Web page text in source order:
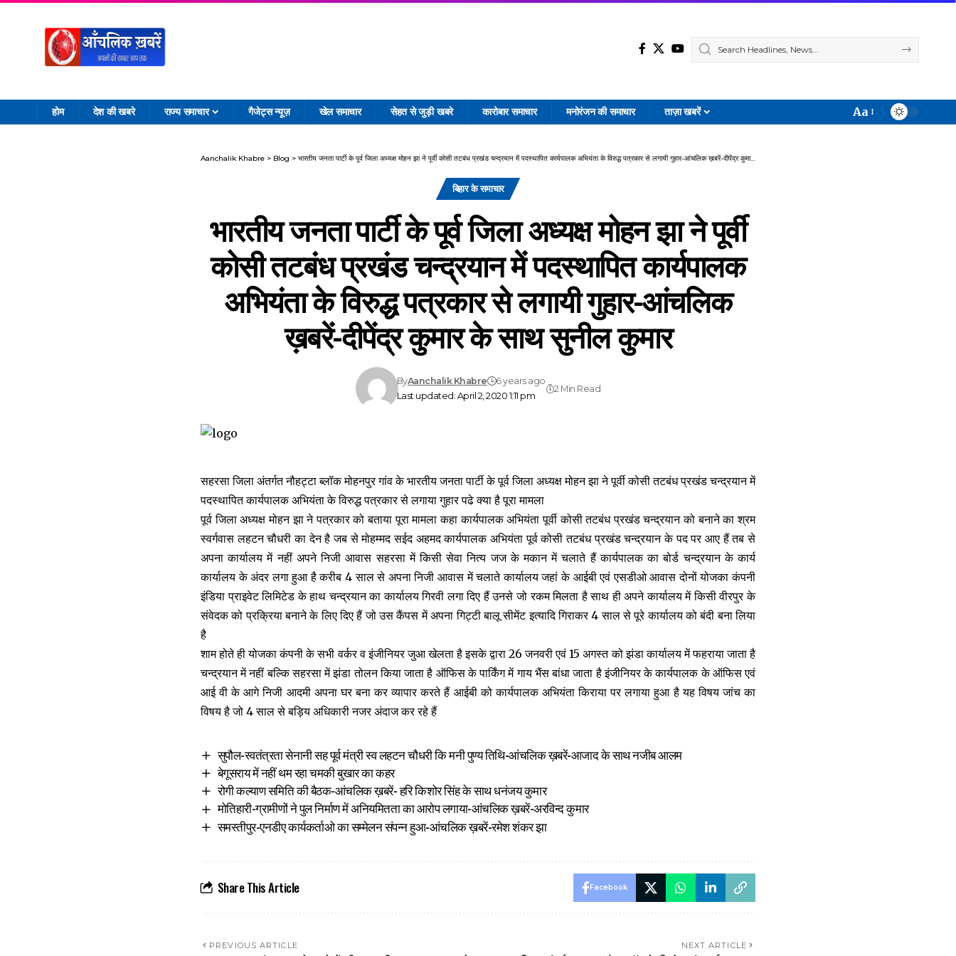
होम देश की खबरे राज्य समाचार गैजेट्स न्यूज़ खेल समाचार सेहत से जुड़ी खबरे कारोबार समाचार मनोरंजन की समाचार ताज़ा खबरें
Font
Aa
Aanchalik Khabre > Blog > भारतीय जनता पार्टी के पूर्व जिला अध्यक्ष मोहन झा ने पूर्वी कोसी तटबंध प्रखंड चन्द्रयान में पदस्थापित कार्यपालक अभियंता के विरुद्ध पत्रकार से लगायी गुहार-आंचलिक ख़बरें-दीपेंद्र कुमार के साथ सुनील कुमार
बिहार के समाचार
भारतीय जनता पार्टी के पूर्व जिला अध्यक्ष मोहन झा ने पूर्वी
कोसी तटबंध प्रखंड चन्द्रयान में पदस्थापित कार्यपालक
अभियंता के विरुद्ध पत्रकार से लगायी गुहार-आंचलिक
ख़बरें-दीपेंद्र कुमार के साथ सुनील कुमार
Last updated: April 2, 2020 1:11 pm
ByAanchalik Khabre 6 years ago
2 Min Read
सहरसा जिला अंतर्गत नौहट्टा ब्लॉक मोहनपुर गांव के भारतीय जनता पार्टी के पूर्व जिला अध्यक्ष मोहन झा ने पूर्वी कोसी तटबंध प्रखंड चन्द्रयान में
पदस्थापित कार्यपालक अभियंता के विरुद्ध पत्रकार से लगाया गुहार पढे क्या है पूरा मामला
पूर्व जिला अध्यक्ष मोहन झा ने पत्रकार को बताया पूरा मामला कहा कार्यपालक अभियंता पूर्वी कोसी तटबंध प्रखंड चन्द्रयान को बनाने का श्रम
स्वर्गवास लहटन चौधरी का देन है जब से मोहम्मद सईद अहमद कार्यपालक अभियंता पूर्व कोसी तटबंध प्रखंड चन्द्रयान के पद पर आए हैं तब से
अपना कार्यालय में नहीं अपने निजी आवास सहरसा में किसी सेवा नित्य जज के मकान में चलाते हैं कार्यपालक का बोर्ड चन्द्रयान के कार्य
कार्यालय के अंदर लगा हुआ है करीब 4 साल से अपना निजी आवास में चलाते कार्यालय जहां के आईबी एवं एसडीओ आवास दोनों योजका कंपनी
इंडिया प्राइवेट लिमिटेड के हाथ चन्द्रयान का कार्यालय गिरवी लगा दिए हैं उनसे जो रकम मिलता है साथ ही अपने कार्यालय में किसी वीरपुर के
संवेदक को प्रक्रिया बनाने के लिए दिए हैं जो उस कैंपस में अपना गिट्टी बालू सीमेंट इत्यादि गिराकर 4 साल से पूरे कार्यालय को बंदी बना लिया
है
शाम होते ही योजका कंपनी के सभी वर्कर व इंजीनियर जुआ खेलता है इसके द्वारा 26 जनवरी एवं 15 अगस्त को झंडा कार्यालय में फहराया जाता है
चन्द्रयान में नहीं बल्कि सहरसा में झंडा तोलन किया जाता है ऑफिस के पार्किंग में गाय भैंस बांधा जाता है इंजीनियर के कार्यपालक के ऑफिस एवं
आई वी के आगे निजी आदमी अपना घर बना कर व्यापार करते हैं आईबी को कार्यपालक अभियंता किराया पर लगाया हुआ है यह विषय जांच का
विषय है जो 4 साल से बड़िय अधिकारी नजर अंदाज कर रहे हैं
सुपौल-स्वतंत्रता सेनानी सह पूर्व मंत्री स्व लहटन चौधरी कि मनी पुण्य तिथि-आंचलिक ख़बरें-आजाद के साथ नजीब आलम
बेगूसराय में नहीं थम रहा चमकी बुखार का कहर
रोगी कल्याण समिति की बैठक-आंचलिक ख़बरें- हरि किशोर सिंह के साथ धनंजय कुमार
मोतिहारी-ग्रामीणों ने पुल निर्माण में अनियमितता का आरोप लगाया-आंचलिक ख़बरें-अरविन्द कुमार
समस्तीपुर-एनडीए कार्यकर्ताओ का सम्मेलन संपन्न हुआ-आंचलिक ख़बरें-रमेश शंकर झा
Share This Article Facebook
PREVIOUS ARTICLE NEXT ARTICLE